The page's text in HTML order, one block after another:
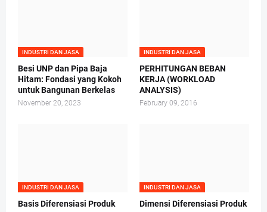
INDUSTRI DAN JASA
Besi UNP dan Pipa Baja
Hitam: Fondasi yang Kokoh
untuk Bangunan Berkelas
November 20, 2023
INDUSTRI DAN JASA
PERHITUNGAN BEBAN
KERJA (WORKLOAD
ANALYSIS)
February 09, 2016
INDUSTRI DAN JASA
Basis Diferensiasi Produk
INDUSTRI DAN JASA
Dimensi Diferensiasi Produk